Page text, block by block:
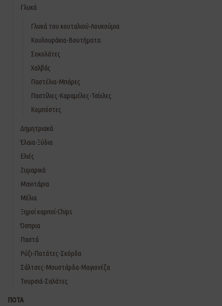
Γλυκά
Γλυκά του κουταλιού-Λουκούμια
Κουλουράκια-Βουτήματα
Σοκολάτες
Χαλβάς
Παστέλια-Μπάρες
Παστίλιες-Καραμέλες-Τσίχλες
Κομπόστες
Δημητριακά
Έλαια-Ξύδια
Ελιές
Ζυμαρικά
Μανιτάρια
Μέλια
Ξηροί καρποί-Chips
Όσπρια
Παστά
Ρύζι-Πατάτες-Σκόρδα
Σάλτσες-Μουστάρδα-Μαγιονέζα
Τουρσιά-Σαλάτες
ΠΟΤΑ